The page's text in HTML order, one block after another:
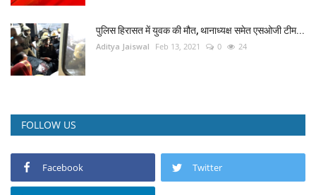
पुलिस हिरासत में युवक की मौत, थानाध्यक्ष समेत एसओजी टीम...
Aditya Jaiswal Feb 13, 2021 0 24
FOLLOW US
Facebook Twitter